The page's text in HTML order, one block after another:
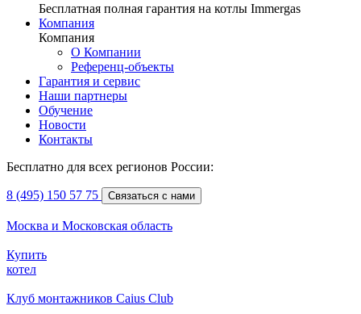
Бесплатная полная гарантия на котлы Immergas
Компания
Компания
О Компании
Референц-объекты
Гарантия и сервис
Наши партнеры
Обучение
Новости
Контакты
Бесплатно для всех регионов России:
8 (495) 150 57 75 Связаться с нами
Москва и Московская область
Купить
котел
Клуб монтажников Caius Club